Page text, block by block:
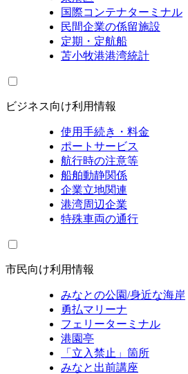
国際コンテナターミナル
民間企業の係留施設
定期・定航船
苫小牧港港湾統計
ビジネス向け利用情報
使用手続き・料金
ポートサービス
航行時の注意等
船舶動静関係
企業立地関連
港湾周辺企業
特殊車両の通行
市民向け利用情報
みなとの公園/身近な海岸
勇払マリーナ
フェリーターミナル
港園亭
「立入禁止」箇所
みなと出前講座